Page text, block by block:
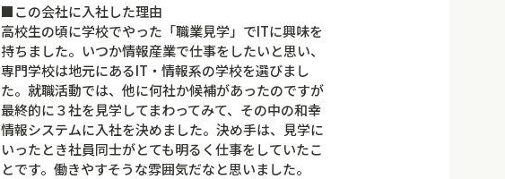
■この会社に入社した理由
高校生の頃に学校でやった「職業見学」でITに興味を
持ちました。いつか情報産業で仕事をしたいと思い、
専門学校は地元にあるIT・情報系の学校を選びまし
た。就職活動では、他に何社か候補があったのですが
最終的に３社を見学してまわってみて、その中の和幸
情報システムに入社を決めました。決め手は、見学に
いったとき社員同士がとても明るく仕事をしていたこ
とです。働きやすそうな雰囲気だなと思いました。